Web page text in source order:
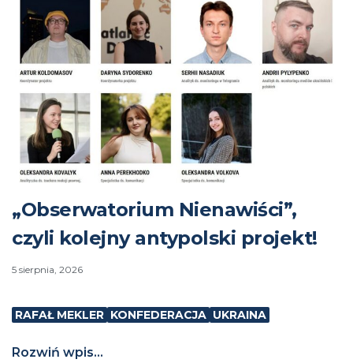
„Obserwatorium Nienawiści”,
czyli kolejny antypolski projekt!
5 sierpnia, 2026
RAFAŁ MEKLER KONFEDERACJA UKRAINA
Rozwiń wpis...